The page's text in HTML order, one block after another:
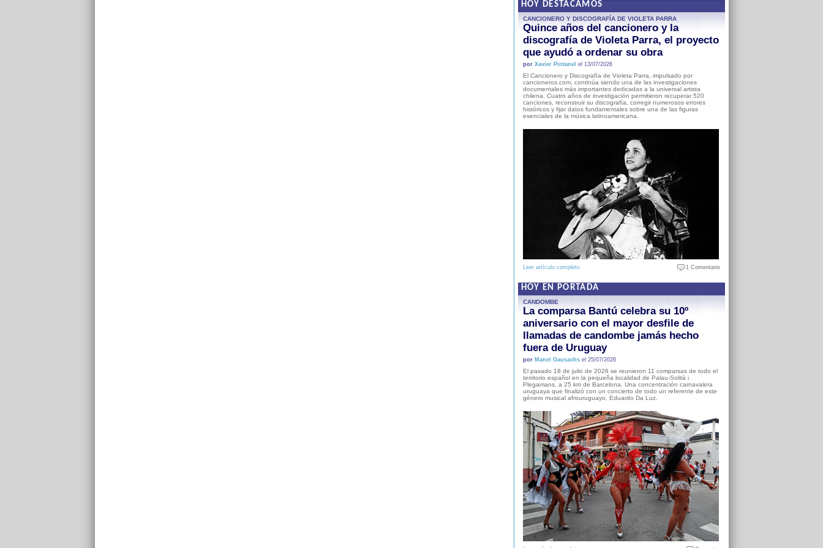
HOY DESTACAMOS
CANCIONERO Y DISCOGRAFÍA DE VIOLETA PARRA
Quince años del cancionero y la
discografía de Violeta Parra, el proyecto
que ayudó a ordenar su obra
por Xavier Pintanel el 13/07/2026
El Cancionero y Discografía de Violeta Parra, impulsado por
cancioneros.com, continúa siendo una de las investigaciones
documentales más importantes dedicadas a la universal artista
chilena. Cuatro años de investigación permitieron recuperar 520
canciones, reconstruir su discografía, corregir numerosos errores
históricos y fijar datos fundamentales sobre una de las figuras
esenciales de la música latinoamericana.
Leer artículo completo 1 Comentario
HOY EN PORTADA
CANDOMBE
La comparsa Bantú celebra su 10º
aniversario con el mayor desfile de
llamadas de candombe jamás hecho
fuera de Uruguay
por Manel Gausachsel 25/07/2026
El pasado 18 de julio de 2026 se reunieron 11 comparsas de todo el
territorio español en la pequeña localidad de Palau-Solità i
Plegamans, a 25 km de Barcelona. Una concentración carnavalera
uruguaya que finalizó con un concierto de todo un referente de este
género musical afrouruguayo, Eduardo Da Luz.